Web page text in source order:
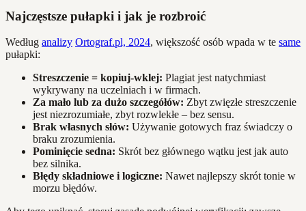
Najczęstsze pułapki i jak je rozbroić
Według analizy Ortograf.pl, 2024, większość osób wpada w te same
pułapki:
Streszczenie = kopiuj-wklej: Plagiat jest natychmiast
wykrywany na uczelniach i w firmach.
Za mało lub za dużo szczegółów: Zbyt zwięzłe streszczenie
jest niezrozumiałe, zbyt rozwlekłe – bez sensu.
Brak własnych słów: Używanie gotowych fraz świadczy o
braku zrozumienia.
Pominięcie sedna: Skrót bez głównego wątku jest jak auto
bez silnika.
Błędy składniowe i logiczne: Nawet najlepszy skrót tonie w
morzu błędów.